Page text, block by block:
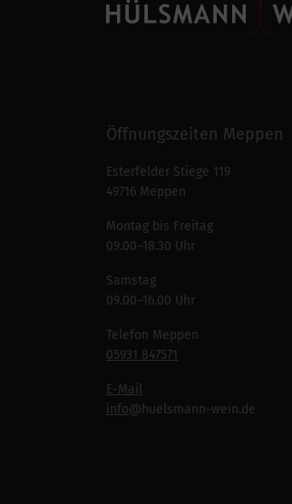
Öffnungszeiten Meppen
Esterfelder Stiege 119
49716 Meppen
Montag bis Freitag
09.00–18.30 Uhr
Samstag
09.00–16.00 Uhr
Telefon Meppen
05931 847571
E-Mail
info@huelsmann-wein.de